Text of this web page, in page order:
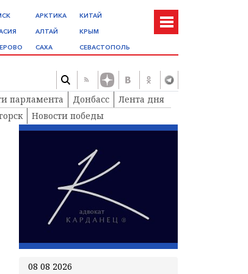
АРКТИКА
АЛТАЙ
САХА
КИТАЙ
КРЫМ
СЕВАСТОПОЛЬ
парламента Донбасс
Лента дня
Новости победы
08 08 2026